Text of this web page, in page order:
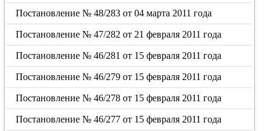
Постановление № 48/283 от 04 марта 2011 года
Постановление № 47/282 от 21 февраля 2011 года
Постановление № 46/281 от 15 февраля 2011 года
Постановление № 46/279 от 15 февраля 2011 года
Постановление № 46/278 от 15 февраля 2011 года
Постановление № 46/277 от 15 февраля 2011 года